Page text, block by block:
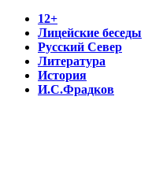
12+
Лицейские беседы
Русский Север
Литература
История
И.С.Фрадков